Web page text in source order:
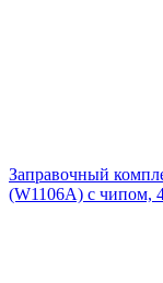
Заправочный
(W1106A) с чипом,